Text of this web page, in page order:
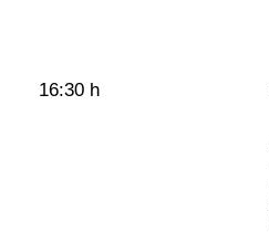
16:30 h